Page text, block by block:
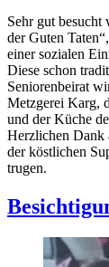
Sehr gut besucht
der Guten
einer sozialen
Diese schon
Seniorenbeirat
Metzgerei Karg,
und der Küche
Herzlichen Dank
der köstlichen
trugen.